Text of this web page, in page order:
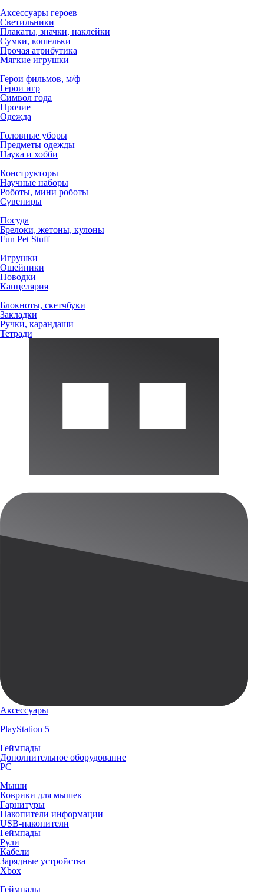
Аксессуары героев
Светильники
Плакаты, значки, наклейки
Сумки, кошельки
Прочая атрибутика
Мягкие игрушки
Герои фильмов, м/ф
Герои игр
Символ года
Прочие
Одежда
Головные уборы
Предметы одежды
Наука и хобби
Конструкторы
Научные наборы
Роботы, мини роботы
Сувениры
Посуда
Брелоки, жетоны, кулоны
Fun Pet Stuff
Игрушки
Ошейники
Поводки
Канцелярия
Блокноты, скетчбуки
Закладки
Ручки, карандаши
Тетради
Аксессуары
PlayStation 5
Геймпады
Дополнительное оборудование
PC
Мыши
Коврики для мышек
Гарнитуры
Накопители информации
USB-накопители
Геймпады
Рули
Кабели
Зарядные устройства
Xbox
Геймпады